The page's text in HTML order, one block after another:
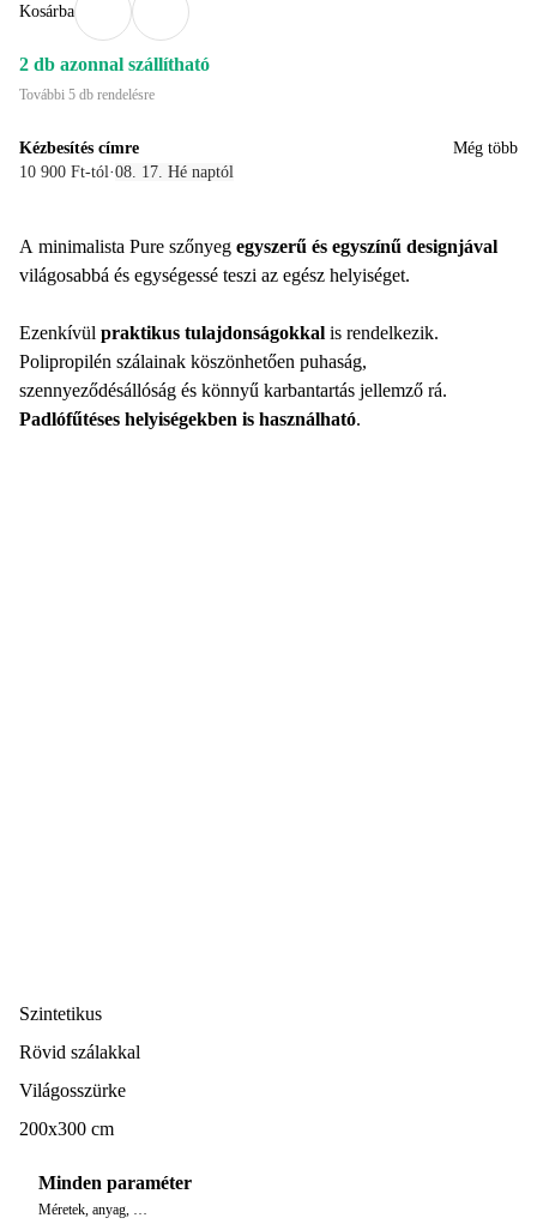
Kosárba
2 db azonnal szállítható
További 5 db rendelésre
Kézbesítés címre
10 900 Ft-tól ·08. 17. Hé naptól
Még több
A minimalista Pure szőnyeg egyszerű és egyszínű designjával
világosabbá és egységessé teszi az egész helyiséget.
Ezenkívül praktikus tulajdonságokkal is rendelkezik.
Polipropilén szálainak köszönhetően puhaság,
szennyeződésállóság és könnyű karbantartás jellemző rá.
Padlófűtéses helyiségekben is használható.
Szintetikus
Rövid szálakkal
Világosszürke
200x300 cm
Minden paraméter
Méretek, anyag, …